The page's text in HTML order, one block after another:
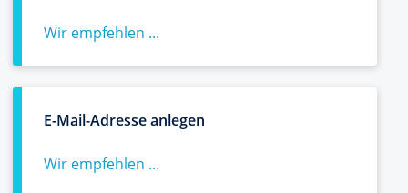
Wir empfehlen ...
E-Mail-Adresse anlegen
Wir empfehlen ...